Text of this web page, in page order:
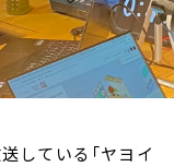
している「ヤヨイ